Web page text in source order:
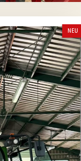
NEU
3 590 000 CZKohne MwSt.